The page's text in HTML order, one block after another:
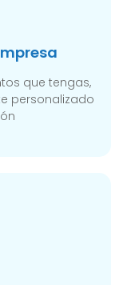
que tengas,
personalizado